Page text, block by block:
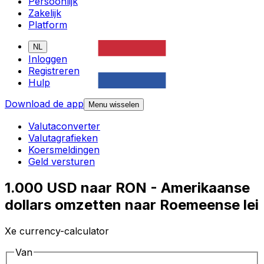
Zakelijk
Platform
NL
Inloggen
Registreren
Hulp
Download de app
Menu wisselen
Valutaconverter
Valutagrafieken
Koersmeldingen
Geld versturen
1.000 USD naar RON - Amerikaanse
dollars omzetten naar Roemeense lei
Xe currency-calculator
Van